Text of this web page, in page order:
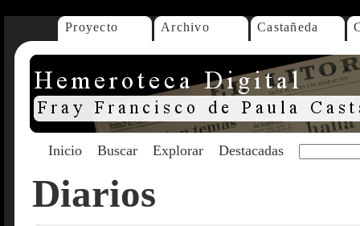
Proyecto Archivo Castañeda
Inicio Buscar Explorar Destacadas
Diarios